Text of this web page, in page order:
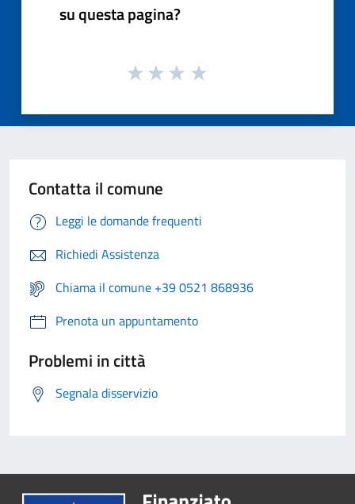
su questa pagina?
Contatta il comune
Leggi le domande frequenti
Richiedi Assistenza
Chiama il comune +39 0521 868936
Prenota un appuntamento
Problemi in città
Segnala disservizio